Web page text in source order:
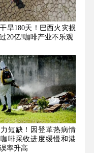
旱180天！巴西火灾损
20亿!咖啡产业不乐观
短缺！因登革热病情
啡采收进度缓慢和港
率升高